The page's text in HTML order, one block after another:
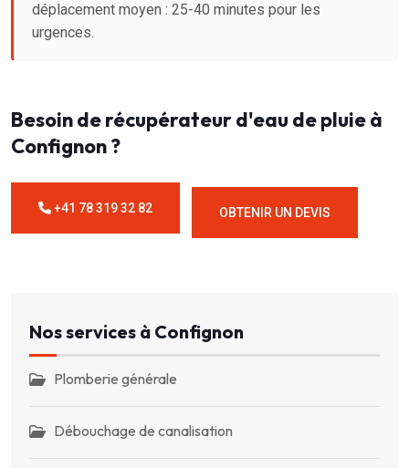
déplacement moyen : 25-40 minutes pour les
urgences.
Besoin de récupérateur d'eau de pluie à
Confignon ?
+41 78 319 32 82 OBTENIR UN DEVIS
Nos services à Confignon
Plomberie générale
Débouchage de canalisation